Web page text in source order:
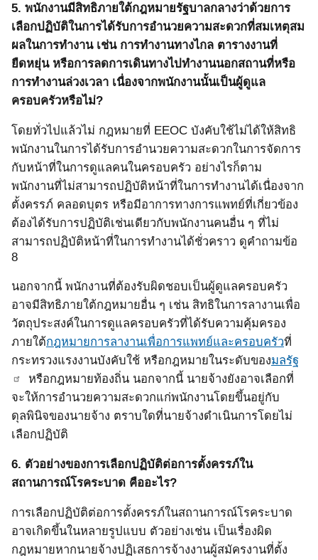
5. พนักงานมีสิทธิภายใต้กฎหมายรัฐบาลกลางว่าด้วยการ
เลือกปฏิบัติในการได้รับการอำนวยความสะดวกที่สมเหตุสม
ผลในการทำงาน เช่น การทำงานทางไกล ตารางงานที่
ยืดหยุ่น หรือการลดการเดินทางไปทำงานนอกสถานที่หรือ
การทำงานล่วงเวลา เนื่องจากพนักงานนั้นเป็นผู้ดูแล
ครอบครัวหรือไม่?
โดยทั่วไปแล้วไม่ กฎหมายที่ EEOC บังคับใช้ไม่ได้ให้สิทธิ
พนักงานในการได้รับการอำนวยความสะดวกในการจัดการ
กับหน้าที่ในการดูแลคนในครอบครัว อย่างไรก็ตาม
พนักงานที่ไม่สามารถปฏิบัติหน้าที่ในการทำงานได้เนื่องจาก
ตั้งครรภ์ คลอดบุตร หรือมีอาการทางการแพทย์ที่เกี่ยวข้อง
ต้องได้รับการปฏิบัติเช่นเดียวกับพนักงานคนอื่น ๆ ที่ไม่
สามารถปฏิบัติหน้าที่ในการทำงานได้ชั่วคราว ดูคำถามข้อ
8
นอกจากนี้ พนักงานที่ต้องรับผิดชอบเป็นผู้ดูแลครอบครัว
อาจมีสิทธิภายใต้กฎหมายอื่น ๆ เช่น สิทธิในการลางานเพื่อ
วัตถุประสงค์ในการดูแลครอบครัวที่ได้รับความคุ้มครอง
ภายใต้กฎหมายการลางานเพื่อการแพทย์และครอบครัวที่
กระทรวงแรงงานบังคับใช้ หรือกฎหมายในระดับของมลรัฐ
หรือกฎหมายท้องถิ่น นอกจากนี้ นายจ้างยังอาจเลือกที่
จะให้การอำนวยความสะดวกแก่พนักงานโดยขึ้นอยู่กับ
ดุลพินิจของนายจ้าง ตราบใดที่นายจ้างดำเนินการโดยไม่
เลือกปฏิบัติ
6. ตัวอย่างของการเลือกปฏิบัติต่อการตั้งครรภ์ใน
สถานการณ์โรคระบาด คืออะไร?
การเลือกปฏิบัติต่อการตั้งครรภ์ในสถานการณ์โรคระบาด
อาจเกิดขึ้นในหลายรูปแบบ ตัวอย่างเช่น เป็นเรื่องผิด
กฎหมายหากนายจ้างปฏิเสธการจ้างงานผู้สมัครงานที่ตั้ง